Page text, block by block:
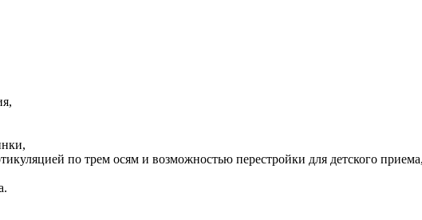
по трем осям и возможностью перестройки для детского приема,